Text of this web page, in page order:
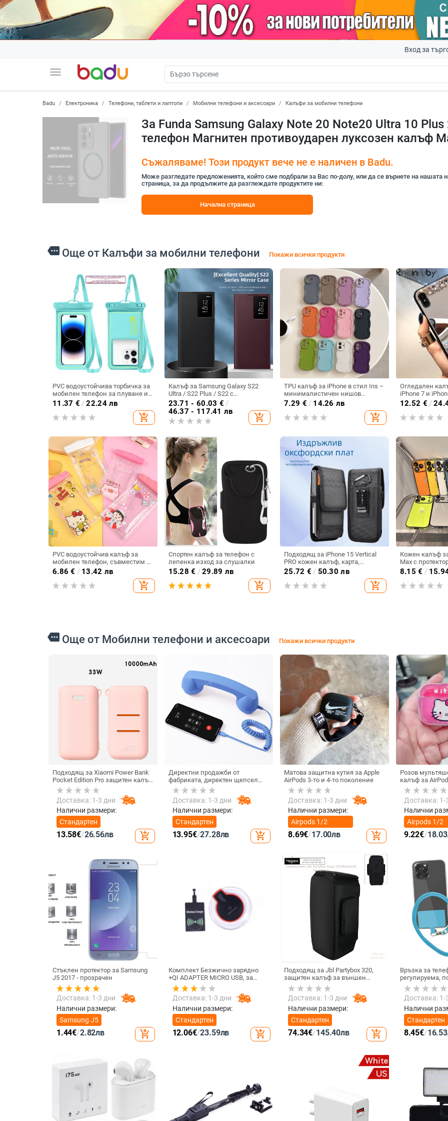
menu
Вход за
Badu Електроника Телефони, таблети и лаптопи Мобилни телефони и аксесоари Калъфи за мобилни телефони
За Funda Samsung Galaxy Note 20 Note20 Ultra 10
телефон Магнитен противоударен луксозен калъф
Съжаляваме! Този продукт вече не е наличен в Badu.
Може разгледате предложенията, който сме подбрали за Вас по-долу, или да се върнете на нашата
страница, за да продължите да разглеждате продуктите ни:
Начална страница
more Още от Калъфи за мобилни телефони Покажи всички продукти
PVC водоустойчива торбичка за
мобилен телефон за плуване и
гмуркане, съвместима със
сензорен екран, самозатваряща
се торба
11.37 € /22.24 лв
add_shopping_cart
Калъф за Samsung Galaxy S22
Ultra / S22 Plus / S22 с
интелигентно прозорче и
защита при заспиване, без
разгъване на капака
23.71 - 60.03 € /
46.37 - 117.41 лв
add_shopping_cart
TPU калъф за iPhone в стил Ins –
минималистичен нишов
дизайн, мек калъф с
вълнообразен ръб, устойчив на
изпускане и на отпечатъци,
7.29 € / 14.26 лв
add_shopping_cart
Огледален
iPhone 7 и
12.52 € /
PVC водоустойчив калъф за
мобилен телефон, съвместим с
устройства до 7.2 инча, печат на
лого, персонализиране (PVC •
водоустойчив • до 7.2 инча •
6.86 € / 13.42 лв
add_shopping_cart
Спортен калъф за телефон с
лепенка изход за слушалки
15.28 € /29.89 лв
add_shopping_cart
Подходящ за iPhone 15 Vertical
PRO кожен калъф, карта,
оксфордски плат, найлонов
плат, колан, чанта за кръста на
мобилен телефон
25.72 € / 50.30 лв
add_shopping_cart
Кожен калъф
Max с
пълен обхват и
твърд кейс
8.15 € /
more Още от Мобилни телефони и аксесоари Покажи всички продукти
Подходящ за Xiaomi Power Bank
Pocket Edition Pro защитен калъф
33W силиконов 10000mA
неплъзгащ се защитен калъф за
Power Bank
Доставка: 1-3 дни
Налични размери:
Стандартен
13.58€/26.56лв add_shopping_cart
Директни продажби от
фабриката, директен щепсел
тип C, мобилен телефон, Douyin
Internet Celebrity, електрически
микрофон, слушалки с C порт,
кабелна слушалка
Доставка: 1-3 дни
Налични размери:
Стандартен
13.95€/27.28лв add_shopping_cart
Матова защитна кутия за Apple
AirPods 3-то и 4-то поколение
Доставка: 1-3 дни
Налични размери:
Airpods 1/2
поколение
8.69€/17.00лв add_shopping_cart
Розов
калъф за
котка
Доставка: 1-
Налични
Airpods 1/2
поколение
9.22€/18.03
Стъклен протектор за Samsung
J5 2017 - прозрачен
Доставка: 1-3 дни
Налични размери:
Samsung J5
1.44€/2.82лв add_shopping_cart
Комплект Безжично зарядно
+QI ADAPTER MICRO USB, за
телефон + Qi Безжичен
приемник с micro USB-черен
цвят
Доставка: 1-3 дни
Налични размери:
Стандартен
12.06€/23.59лв add_shopping_cart
Подходящ за Jbl Partybox 320,
защитен калъф за външен
високоговорител, калъф за
количка Stage 320 Audio,
прахозащитно покритие.
Доставка: 1-3 дни
Налични размери:
Стандартен
74.34€/145.40лв add_shopping_cart
Връзка за
регулируема,
за врата,
за мобилни
мобилен
врата,
Доставка: 1-
Налични
Стандартен
8.45€/16.53